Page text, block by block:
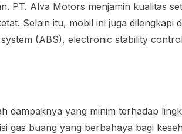
PT. Alva Motors menjamin kualitas
Selain itu, mobil ini juga dilengkapi
(ABS), electronic stability
dampaknya yang minim terhadap
gas buang yang berbahaya bagi